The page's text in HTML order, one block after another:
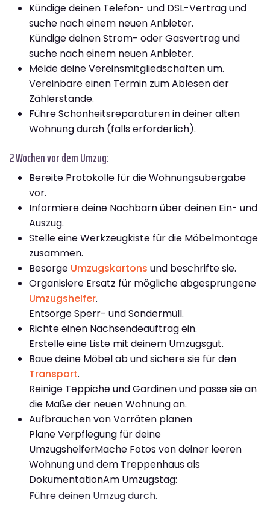
Kündige deinen Telefon- und DSL-Vertrag und
suche nach einem neuen Anbieter.
Kündige deinen Strom- oder Gasvertrag und
suche nach einem neuen Anbieter.
Melde deine Vereinsmitgliedschaften um.
Vereinbare einen Termin zum Ablesen der
Zählerstände.
Führe Schönheitsreparaturen in deiner alten
Wohnung durch (falls erforderlich).
2 Wochen vor dem Umzug:
Bereite Protokolle für die Wohnungsübergabe
vor.
Informiere deine Nachbarn über deinen Ein- und
Auszug.
Stelle eine Werkzeugkiste für die Möbelmontage
zusammen.
Besorge Umzugskartons und beschrifte sie.
Organisiere Ersatz für mögliche abgesprungene
Umzugshelfer.
Entsorge Sperr- und Sondermüll.
Richte einen Nachsendeauftrag ein.
Erstelle eine Liste mit deinem Umzugsgut.
Baue deine Möbel ab und sichere sie für den
Transport.
Reinige Teppiche und Gardinen und passe sie an
die Maße der neuen Wohnung an.
Aufbrauchen von Vorräten planen
Plane Verpflegung für deine
UmzugshelferMache Fotos von deiner leeren
Wohnung und dem Treppenhaus als
DokumentationAm Umzugstag:
Führe deinen Umzug durch.